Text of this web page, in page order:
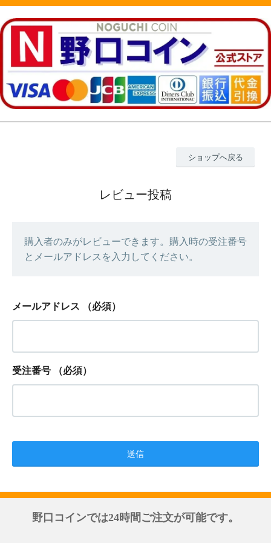
ショップへ戻る
レビュー投稿
購入者のみがレビューできます。購入時の受注番号
とメールアドレスを入力してください。
メールアドレス （必須）
受注番号 （必須）
野口コインでは24時間ご注文が可能です。